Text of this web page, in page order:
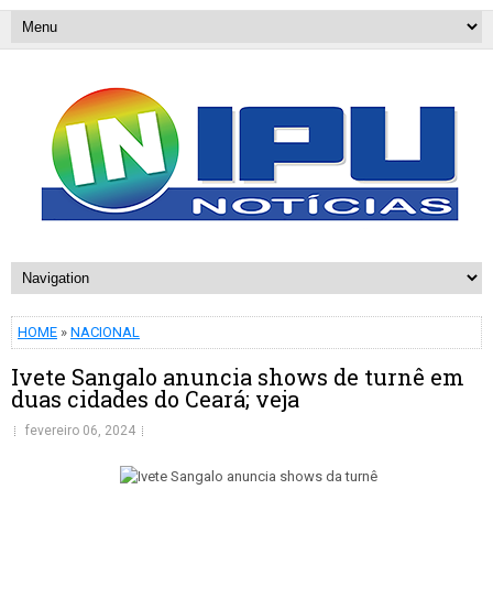
HOME » NACIONAL
Ivete Sangalo anuncia shows de turnê em
duas cidades do Ceará; veja
fevereiro 06, 2024